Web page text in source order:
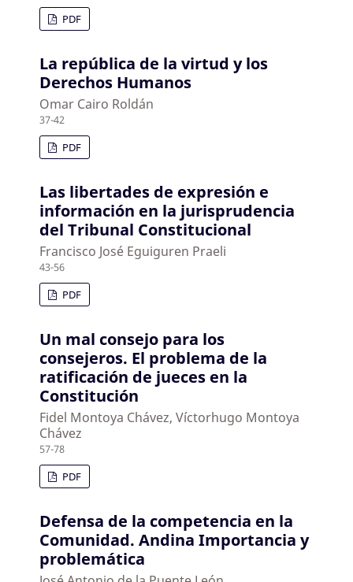
PDF
La república de la virtud y los
Derechos Humanos
Omar Cairo Roldán
37-42
PDF
Las libertades de expresión e
información en la jurisprudencia
del Tribunal Constitucional
Francisco José Eguiguren Praeli
43-56
PDF
Un mal consejo para los
consejeros. El problema de la
ratificación de jueces en la
Constitución
Fidel Montoya Chávez, Víctorhugo Montoya
Chávez
57-78
PDF
Defensa de la competencia en la
Comunidad. Andina Importancia y
problemática